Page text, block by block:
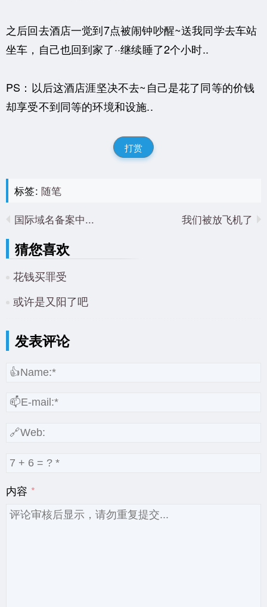
之后回去酒店一觉到7点被闹钟吵醒~送我同学去车站
坐车，自己也回到家了··继续睡了2个小时..
PS：以后这酒店涯坚决不去~自己是花了同等的价钱
却享受不到同等的环境和设施..
打赏
标签: 随笔
国际域名备案中...
我们被放飞机了
猜您喜欢
花钱买罪受
或许是又阳了吧
发表评论
内容